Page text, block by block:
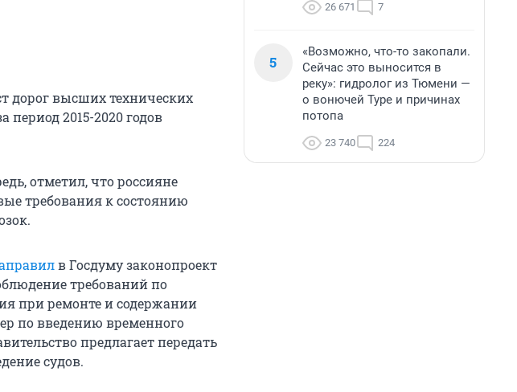
дорог высших технических
период 2015-2020 годов
отметил, что россияне
требования к состоянию
в Госдуму законопроект
требований по
при ремонте и содержании
по введению временного
предлагает передать
судов.
26 671 7
5
«Возможно, что-то закопали.
Сейчас это выносится в
реку»: гидролог из Тюмени —
о вонючей Туре и причинах
потопа
23 740 224